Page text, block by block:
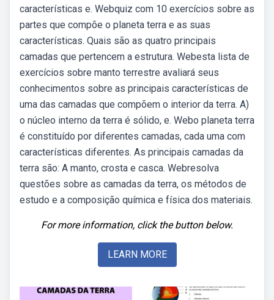
características e. Webquiz com 10 exercícios sobre as
partes que compõe o planeta terra e as suas
características. Quais são as quatro principais
camadas que pertencem a estrutura. Webesta lista de
exercícios sobre manto terrestre avaliará seus
conhecimentos sobre as principais características de
uma das camadas que compõem o interior da terra. A)
o núcleo interno da terra é sólido, e. Webo planeta terra
é constituído por diferentes camadas, cada uma com
características diferentes. As principais camadas da
terra são: A manto, crosta e casca. Webresolva
questões sobre as camadas da terra, os métodos de
estudo e a composição química e física dos materiais.
For more information, click the button below.
LEARN MORE